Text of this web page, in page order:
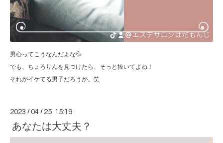
男心ってこうなんだよな💦
でも、ちょろりんを見つけたら、そっと抜いてよね！
それがイケてる男子だろうが。笑
2023 /04 / 25 15:19
あなたは大丈夫？